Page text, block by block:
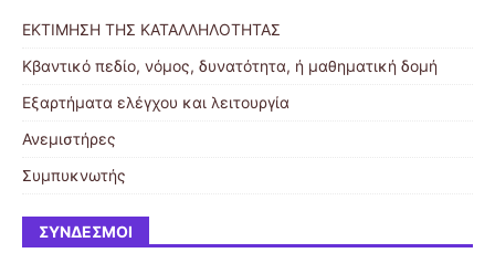
ΕΚΤΙΜΗΣΗ ΤΗΣ ΚΑΤΑΛΛΗΛΟΤΗΤΑΣ
Κβαντικό πεδίο, νόμος, δυνατότητα, ή μαθηματική δομή
Εξαρτήματα ελέγχου και λειτουργία
Ανεμιστήρες
Συμπυκνωτής
ΣΎΝΔΕΣΜΟΙ